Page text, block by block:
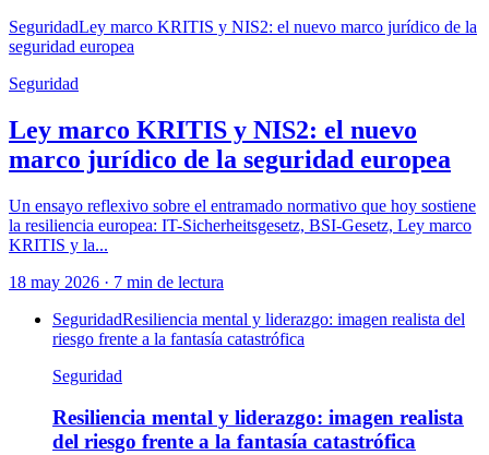
SeguridadLey marco KRITIS y NIS2: el nuevo marco jurídico de la
seguridad europea
Seguridad
Ley marco KRITIS y NIS2: el nuevo
marco jurídico de la seguridad europea
Un ensayo reflexivo sobre el entramado normativo que hoy sostiene
la resiliencia europea: IT-Sicherheitsgesetz, BSI-Gesetz, Ley marco
KRITIS y la...
18 may 2026 · 7 min de lectura
SeguridadResiliencia mental y liderazgo: imagen realista del
riesgo frente a la fantasía catastrófica
Seguridad
Resiliencia mental y liderazgo: imagen realista
del riesgo frente a la fantasía catastrófica